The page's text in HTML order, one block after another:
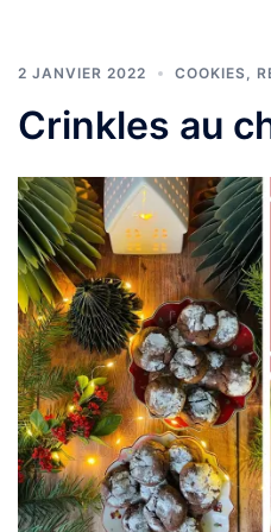
2 JANVIER 2022 COOKIES
Crinkles au